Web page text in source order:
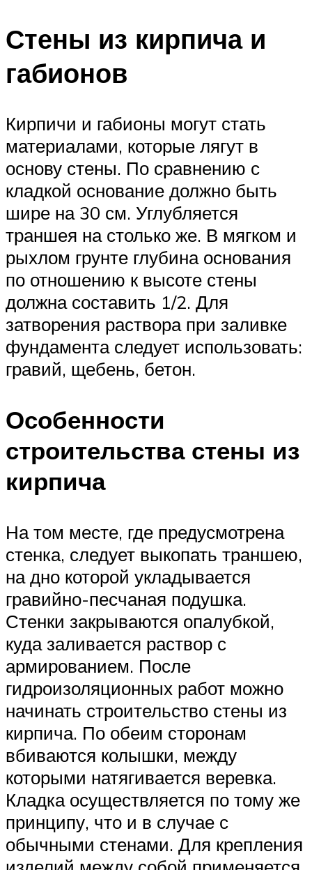
Стены из кирпича и
габионов
Кирпичи и габионы могут стать
материалами, которые лягут в
основу стены. По сравнению с
кладкой основание должно быть
шире на 30 см. Углубляется
траншея на столько же. В мягком и
рыхлом грунте глубина основания
по отношению к высоте стены
должна составить 1/2. Для
затворения раствора при заливке
фундамента следует использовать:
гравий, щебень, бетон.
Особенности
строительства стены из
кирпича
На том месте, где предусмотрена
стенка, следует выкопать траншею,
на дно которой укладывается
гравийно-песчаная подушка.
Стенки закрываются опалубкой,
куда заливается раствор с
армированием. После
гидроизоляционных работ можно
начинать строительство стены из
кирпича. По обеим сторонам
вбиваются колышки, между
которыми натягивается веревка.
Кладка осуществляется по тому же
принципу, что и в случае с
обычными стенами. Для крепления